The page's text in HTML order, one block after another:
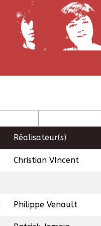
Réalisateur(s)
Christian VIncent
Philippe Venault